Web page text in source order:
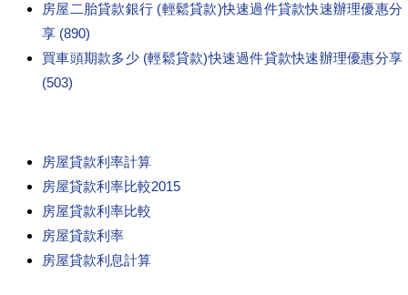
房屋二胎貸款銀行 (輕鬆貸款)快速過件貸款快速辦理優惠分
享 (890)
買車頭期款多少 (輕鬆貸款)快速過件貸款快速辦理優惠分享
(503)
房屋貸款利率計算
房屋貸款利率比較2015
房屋貸款利率比較
房屋貸款利率
房屋貸款利息計算